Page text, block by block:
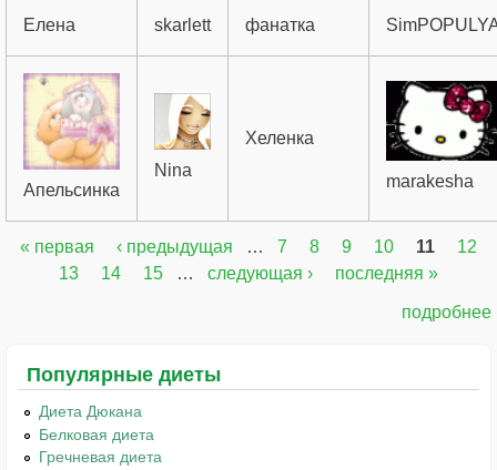
Елена skarlett фанатка
Апельсинка
Nina
Хеленка
marakesha
Страницы
« первая ‹ предыдущая … 7 8 9 10 11
12
13
14 15 … следующая › последняя »
подробнее
Популярные диеты
Диета Дюкана
Белковая диета
Гречневая диета